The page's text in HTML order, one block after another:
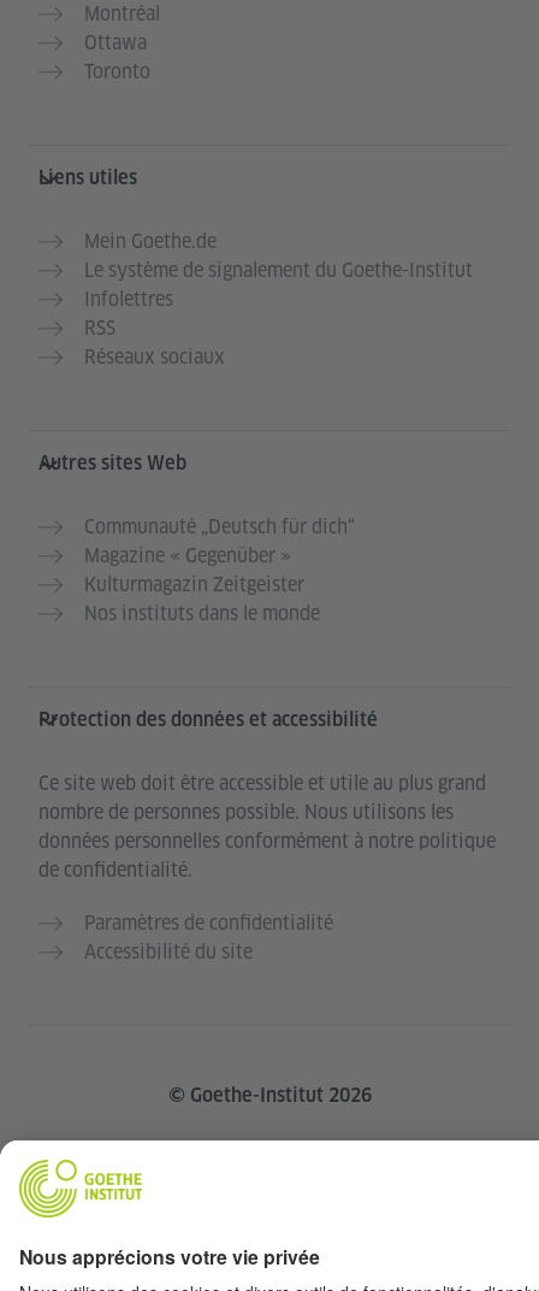
Montréal
Ottawa
Toronto
Liens utiles
Mein Goethe.de
Le système de signalement du Goethe-Institut
Infolettres
RSS
Réseaux sociaux
Autres sites Web
Communauté „Deutsch für dich“
Magazine « Gegenüber »
Kulturmagazin Zeitgeister
Nos instituts dans le monde
Protection des données et accessibilité
Ce site web doit être accessible et utile au plus grand
nombre de personnes possible. Nous utilisons les
données personnelles conformément à notre politique
de confidentialité.
Paramètres de confidentialité
Accessibilité du site
© Goethe-Institut 2026
Conditions d'utilisation